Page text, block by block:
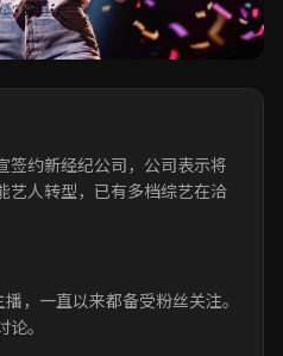
签约新经纪公司，公司表示将
艺人转型，已有多档综艺在洽
，一直以来都备受粉丝关注。
。